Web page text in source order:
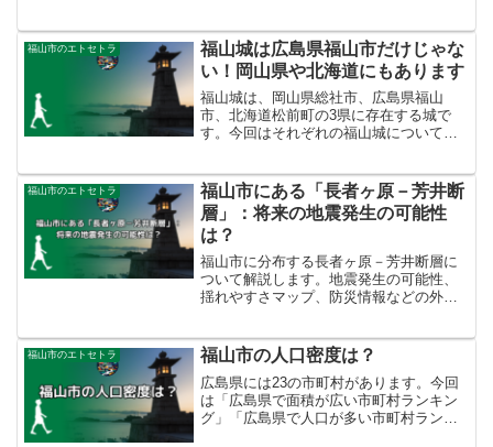
福山市のエトセトラ
福山城は広島県福山市だけじゃな
い！岡山県や北海道にもあります
福山城は、岡山県総社市、広島県福山
市、北海道松前町の3県に存在する城で
す。今回はそれぞれの福山城について、
福山市のエトセトラ
福山市にある「長者ヶ原－芳井断
層」：将来の地震発生の可能性
は？
福山市に分布する長者ヶ原－芳井断層に
ついて解説します。地震発生の可能性、
揺れやすさマップ、防災情報などの外部
福山市のエトセトラ 福山市の人口密度は？
広島県には23の市町村があります。今回
は「広島県で面積が広い市町村ランキン
グ」「広島県で人口が多い市町村ランキ